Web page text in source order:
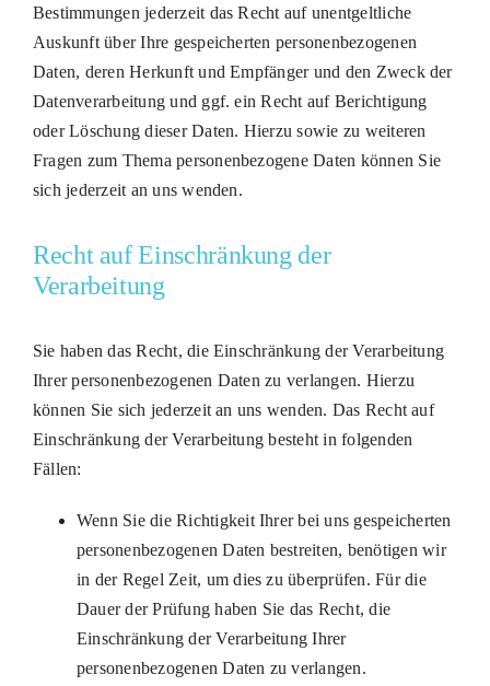
Bestimmungen jederzeit das Recht auf unentgeltliche
Auskunft über Ihre gespeicherten personenbezogenen
Daten, deren Herkunft und Empfänger und den Zweck der
Datenverarbeitung und ggf. ein Recht auf Berichtigung
oder Löschung dieser Daten. Hierzu sowie zu weiteren
Fragen zum Thema personenbezogene Daten können Sie
sich jederzeit an uns wenden.
Recht auf Einschränkung der
Verarbeitung
Sie haben das Recht, die Einschränkung der Verarbeitung
Ihrer personenbezogenen Daten zu verlangen. Hierzu
können Sie sich jederzeit an uns wenden. Das Recht auf
Einschränkung der Verarbeitung besteht in folgenden
Fällen:
Wenn Sie die Richtigkeit Ihrer bei uns gespeicherten
personenbezogenen Daten bestreiten, benötigen wir
in der Regel Zeit, um dies zu überprüfen. Für die
Dauer der Prüfung haben Sie das Recht, die
Einschränkung der Verarbeitung Ihrer
personenbezogenen Daten zu verlangen.